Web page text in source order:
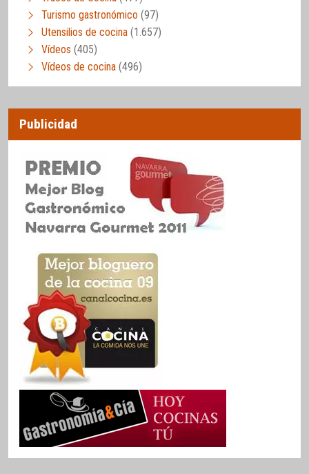
Turismo gastronómico (97)
Utensilios de cocina (1.657)
Vídeos (405)
Vídeos de cocina (496)
Publicidad